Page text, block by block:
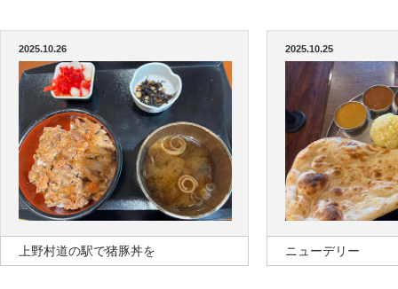
2025.10.26
上野村道の駅で猪豚丼を
2025.10.25
ニューデリー